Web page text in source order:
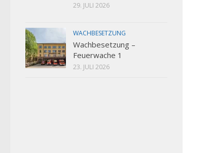
29. JULI 2026
WACHBESETZUNG
Wachbesetzung –
Feuerwache 1
23. JULI 2026